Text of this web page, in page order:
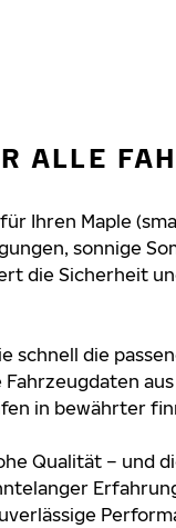
ALLE
Ihren Maple
sonnige
die Sicherheit
schnell die
in bewährter
Qualität – und